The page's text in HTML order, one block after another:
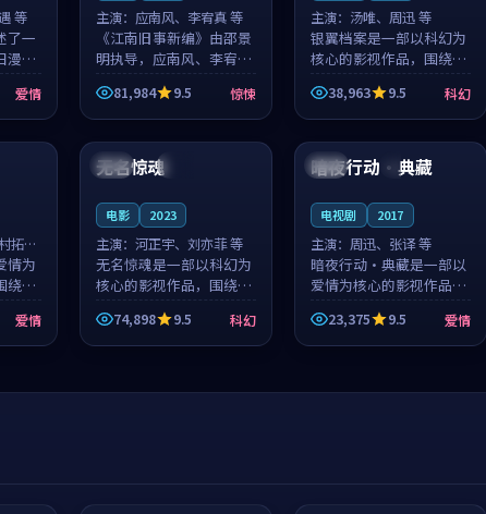
等
了一
漫步
主角
场意
爱情
稳健
爱情
主演： 应南风、李宥真 等
《江南旧事新编》由邵景
明执导，应南风、李宥真
领衔主演，是一部2018年
上映的日本惊悚综艺。影
片以邻里温情为切入，呈
现一段从初遇到告别都浸
着真实情...
81,984 9.5 惊悚
主演： 汤唯、周迅 等
银翼档案是一部以科幻为
核心的影视作品，围绕危
机、反转与人物成长展
开，整体节奏紧凑，值得
推荐观看。
38,963 9.5 科幻
99:20
拓哉
情为
绕危
展
值得
爱情
泰国
99:45
无名惊魂
电影 2023
主演： 河正宇、刘亦菲 等
无名惊魂是一部以科幻为
核心的影视作品，围绕危
机、反转与人物成长展
开，整体节奏紧凑，值得
推荐观看。
74,898 9.5 科幻
中国 4K
99:03
暗夜行动·典藏
电视剧 2017
主演： 周迅、张译 等
暗夜行动·典藏是一部以
爱情为核心的影视作品，
围绕危机、反转与人物成
长展开，整体节奏紧凑，
值得推荐观看。
23,375 9.5 爱情
99:18 99:44 99:40